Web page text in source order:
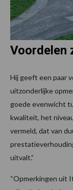
Voordelen
Hij geeft een paar
uitzonderlijke
goede evenwicht
kwaliteit, het
vermeld, dat van
uitvalt.”
“Opmerkingen uit